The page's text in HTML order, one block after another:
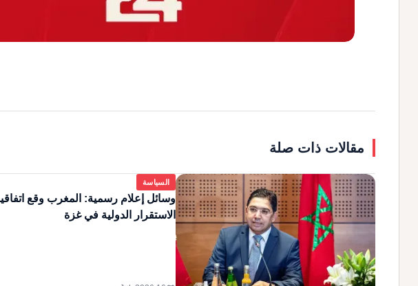
مقالات ذات صلة
السياسة
وسائل إعلام رسمية: المغرب وقع
الاستقرار الدولية في غزة